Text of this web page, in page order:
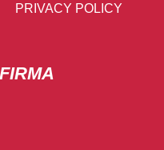
PRIVACY POLICY